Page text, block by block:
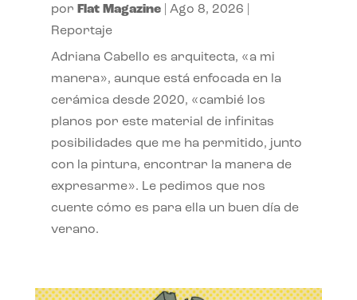
por Flat Magazine| Ago 8, 2026
Reportaje
Adriana Cabello es arquitecta, «a mi
manera», aunque está enfocada en la
cerámica desde 2020, «cambié los
planos por este material de infinitas
posibilidades que me ha permitido, junto
con la pintura, encontrar la manera de
expresarme». Le pedimos que nos
cuente cómo es para ella un buen día de
verano.